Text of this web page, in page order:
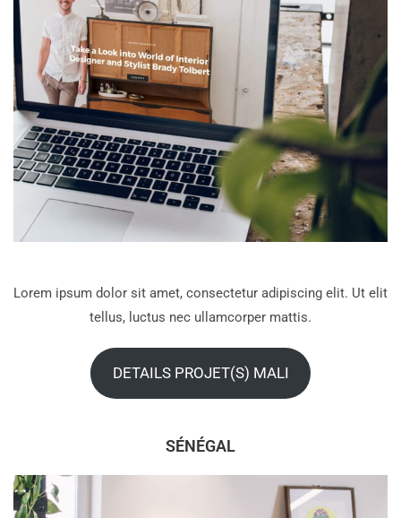
Lorem ipsum dolor sit amet, consectetur adipiscing elit. Ut elit
tellus, luctus nec ullamcorper mattis.
DETAILS PROJET(S) MALI
SÉNÉGAL